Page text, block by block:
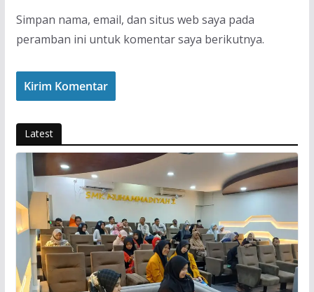
Simpan nama, email, dan situs web saya pada
peramban ini untuk komentar saya berikutnya.
Latest